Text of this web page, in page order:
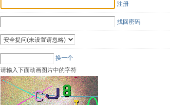
注册
找回密码
换一个
请输入下面动画图片中的字符